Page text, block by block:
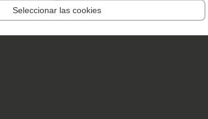
Seleccionar las cookies